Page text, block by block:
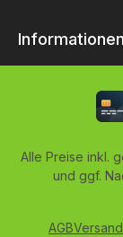
Informationen
Alle Preise inkl.
und ggf.
AGB